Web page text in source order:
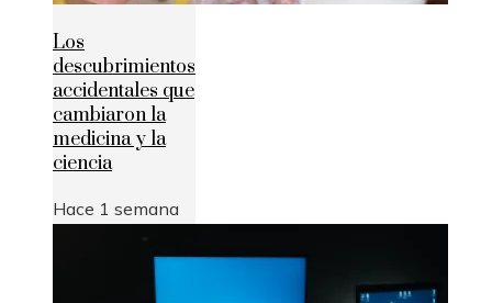
Los
descubrimientos
accidentales que
cambiaron la
medicina y la
ciencia
Hace 1 semana